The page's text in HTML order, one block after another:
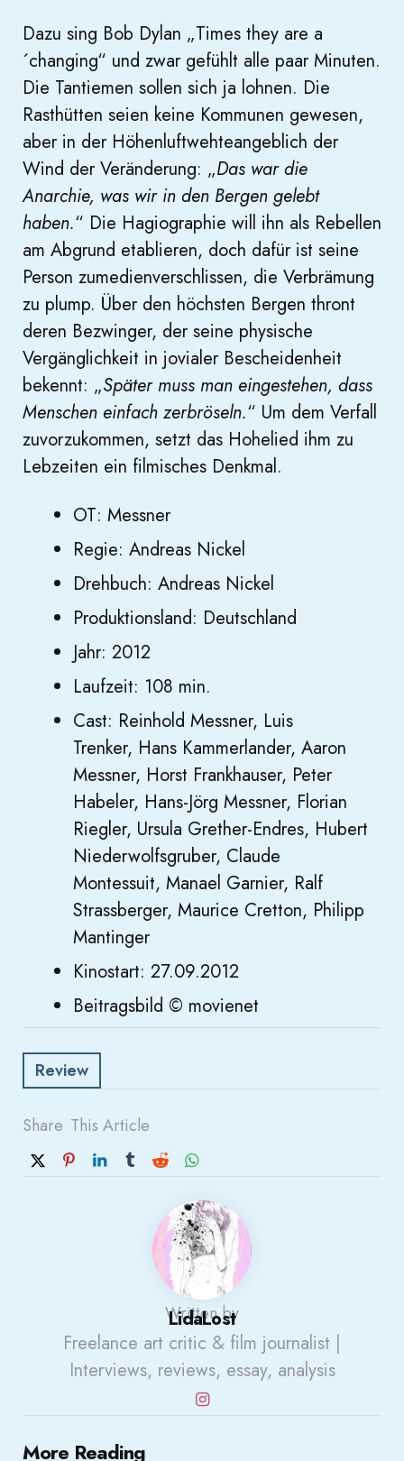
Dazu sing Bob Dylan „Times they are a
´changing“ und zwar gefühlt alle paar Minuten.
Die Tantiemen sollen sich ja lohnen. Die
Rasthütten seien keine Kommunen gewesen,
aber in der Höhenluftwehteangeblich der
Wind der Veränderung: „Das war die
Anarchie, was wir in den Bergen gelebt
haben.“ Die Hagiographie will ihn als Rebellen
am Abgrund etablieren, doch dafür ist seine
Person zumedienverschlissen, die Verbrämung
zu plump. Über den höchsten Bergen thront
deren Bezwinger, der seine physische
Vergänglichkeit in jovialer Bescheidenheit
bekennt: „Später muss man eingestehen, dass
Menschen einfach zerbröseln.“ Um dem Verfall
zuvorzukommen, setzt das Hohelied ihm zu
Lebzeiten ein filmisches Denkmal.
OT: Messner
Regie: Andreas Nickel
Drehbuch: Andreas Nickel
Produktionsland: Deutschland
Jahr: 2012
Laufzeit: 108 min.
Cast: Reinhold Messner, Luis
Trenker, Hans Kammerlander, Aaron
Messner, Horst Frankhauser, Peter
Habeler, Hans-Jörg Messner, Florian
Riegler, Ursula Grether-Endres, Hubert
Niederwolfsgruber, Claude
Montessuit, Manael Garnier, Ralf
Strassberger, Maurice Cretton, Philipp
Mantinger
Kinostart: 27.09.2012
Beitragsbild © movienet
Review
Share This Article
Written by
LidaLost
Freelance art critic & film journalist |
Interviews, reviews, essay, analysis
More Reading